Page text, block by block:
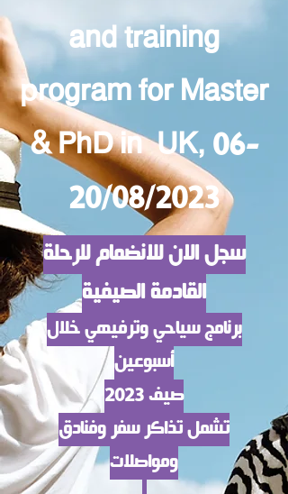
and training
program for Master
& PhD inUK, 06-
20/08/2023
سجل الان للانضمام للرحلة
القادمة الصيفية
برنامج سياحي وترفيهي خلال
أسبوعين
صيف 2023
تشمل تذاكر سفر وفنادق
ومواصلات